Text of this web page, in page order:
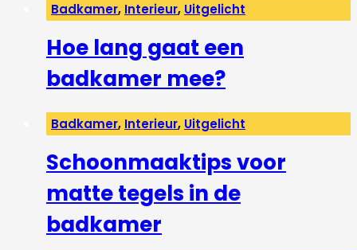
Badkamer, Interieur, Uitgelicht
Hoe lang gaat een
badkamer mee?
Badkamer, Interieur, Uitgelicht
Schoonmaaktips voor
matte tegels in de
badkamer